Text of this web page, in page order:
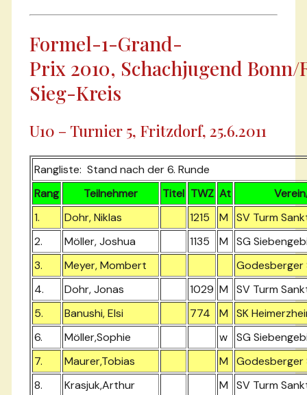
Formel-1-Grand-
Prix 2010, Schachjugend
Sieg-Kreis
U10 – Turnier 5, Fritzdorf, 25.6.2011
Rangliste: Stand nach der 6. Runde
Rang
Teilnehmer Titel TWZ At
1.
Dohr, Niklas 1215 M
SV Turm
2.
Möller, Joshua 1135 M
SG
3.
Meyer, Mombert
Godesberger
4.
Dohr, Jonas 1029 M
SV Turm
5.
Banushi, Elsi 774 M
SK
6.
Möller,Sophie w
SG
7.
Maurer,Tobias M
Godesberger
8.
Krasjuk,Arthur M
SV Turm